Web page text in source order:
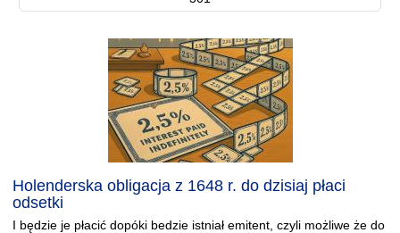
Holenderska obligacja z 1648 r. do dzisiaj płaci
odsetki
I będzie je płacić dopóki bedzie istniał emitent, czyli możliwe że do